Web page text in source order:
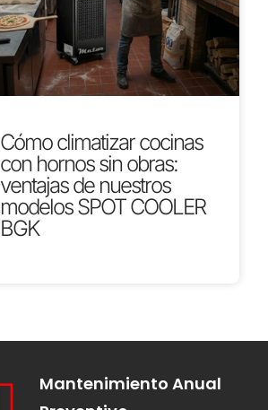
Cómo climatizar cocinas
con hornos sin obras:
ventajas de nuestros
modelos SPOT COOLER
BGK
Mantenimiento Anual